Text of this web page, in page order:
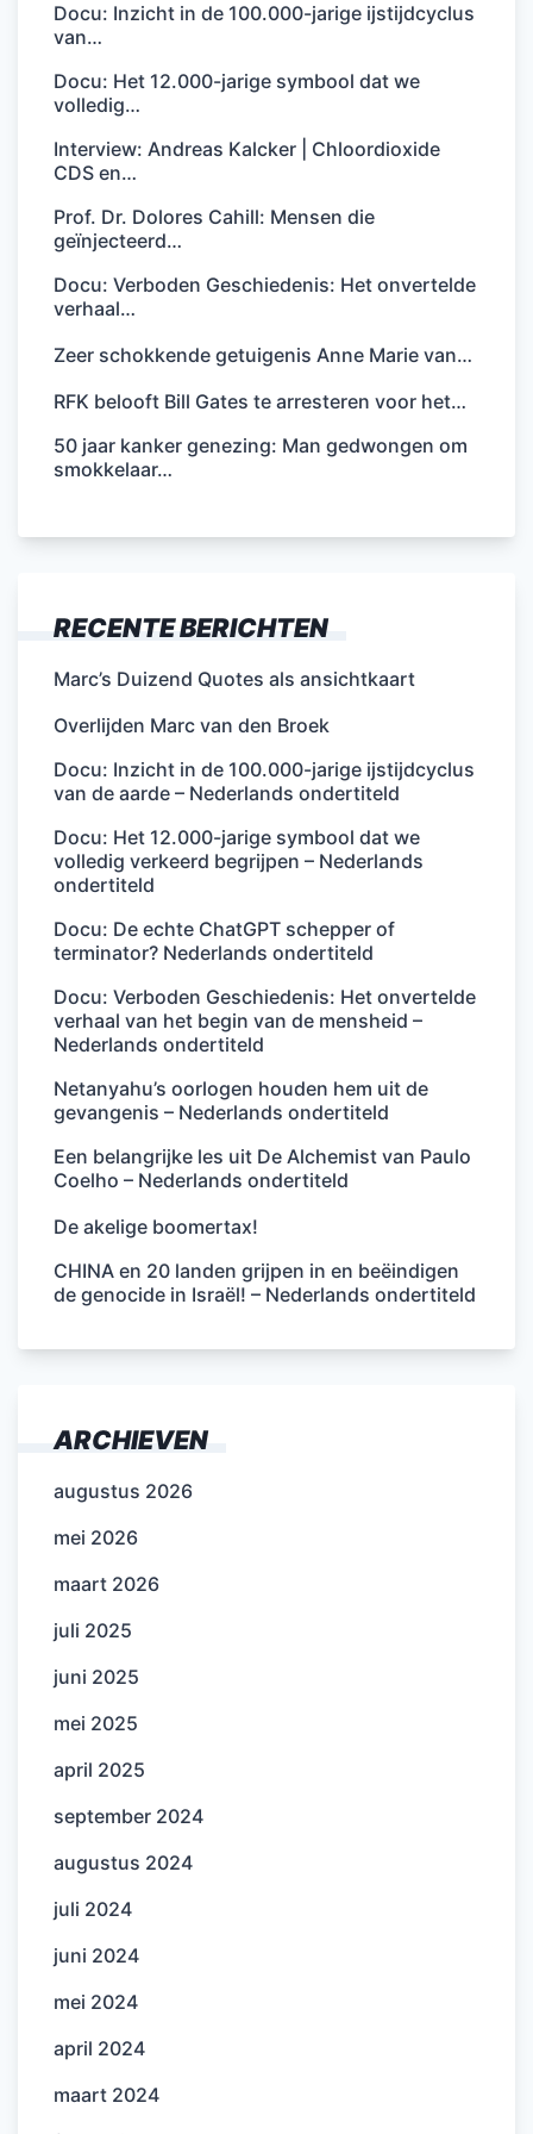
Docu: Inzicht in de 100.000-jarige ijstijdcyclus
van…
Docu: Het 12.000-jarige symbool dat we
volledig…
Interview: Andreas Kalcker | Chloordioxide
CDS en…
Prof. Dr. Dolores Cahill: Mensen die
geïnjecteerd…
Docu: Verboden Geschiedenis: Het onvertelde
verhaal…
Zeer schokkende getuigenis Anne Marie van…
RFK belooft Bill Gates te arresteren voor het…
50 jaar kanker genezing: Man gedwongen om
smokkelaar…
RECENTE BERICHTEN
Marc’s Duizend Quotes als ansichtkaart
Overlijden Marc van den Broek
Docu: Inzicht in de 100.000-jarige ijstijdcyclus
van de aarde – Nederlands ondertiteld
Docu: Het 12.000-jarige symbool dat we
volledig verkeerd begrijpen – Nederlands
ondertiteld
Docu: De echte ChatGPT schepper of
terminator? Nederlands ondertiteld
Docu: Verboden Geschiedenis: Het onvertelde
verhaal van het begin van de mensheid –
Nederlands ondertiteld
Netanyahu’s oorlogen houden hem uit de
gevangenis – Nederlands ondertiteld
Een belangrijke les uit De Alchemist van Paulo
Coelho – Nederlands ondertiteld
De akelige boomertax!
CHINA en 20 landen grijpen in en beëindigen
de genocide in Israël! – Nederlands ondertiteld
ARCHIEVEN
augustus 2026
mei 2026
maart 2026
juli 2025
juni 2025
mei 2025
april 2025
september 2024
augustus 2024
juli 2024
juni 2024
mei 2024
april 2024
maart 2024